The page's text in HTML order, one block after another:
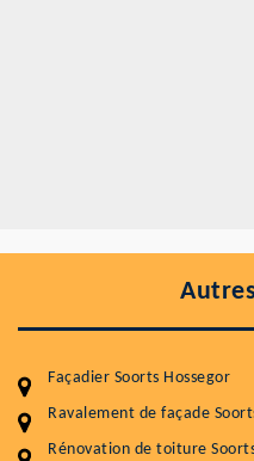
Façadier Soorts Hossegor
Ravalement de façade
Rénovation de toiture